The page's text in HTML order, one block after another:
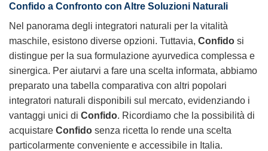
Confido a Confronto con Altre Soluzioni Naturali
Nel panorama degli integratori naturali per la vitalità
maschile, esistono diverse opzioni. Tuttavia, Confido si
distingue per la sua formulazione ayurvedica complessa e
sinergica. Per aiutarvi a fare una scelta informata, abbiamo
preparato una tabella comparativa con altri popolari
integratori naturali disponibili sul mercato, evidenziando i
vantaggi unici di Confido. Ricordiamo che la possibilità di
acquistare Confido senza ricetta lo rende una scelta
particolarmente conveniente e accessibile in Italia.